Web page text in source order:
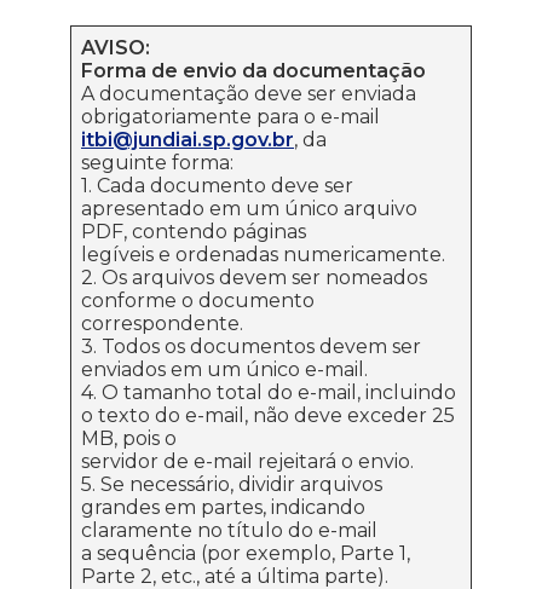
AVISO:
Forma de envio da documentação
A documentação deve ser enviada
obrigatoriamente para o e-mail
itbi@jundiai.sp.gov.br, da
seguinte forma:
1. Cada documento deve ser
apresentado em um único arquivo
PDF, contendo páginas
legíveis e ordenadas numericamente.
2. Os arquivos devem ser nomeados
conforme o documento
correspondente.
3. Todos os documentos devem ser
enviados em um único e-mail.
4. O tamanho total do e-mail, incluindo
o texto do e-mail, não deve exceder 25
MB, pois o
servidor de e-mail rejeitará o envio.
5. Se necessário, dividir arquivos
grandes em partes, indicando
claramente no título do e-mail
a sequência (por exemplo, Parte 1,
Parte 2, etc., até a última parte).